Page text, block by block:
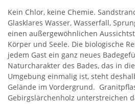
Kein Chlor, keine Chemie.
Glasklares Wasser, Wasserfall,
einen außergewöhnlichen
Körper und Seele. Die biologische
jedem Gast ein ganz neues
Naturcharakter des Bades, das in
Umgebung einmalig ist, steht
Gelände im Vordergrund.
Gebirgslärchenholz unterstreichen